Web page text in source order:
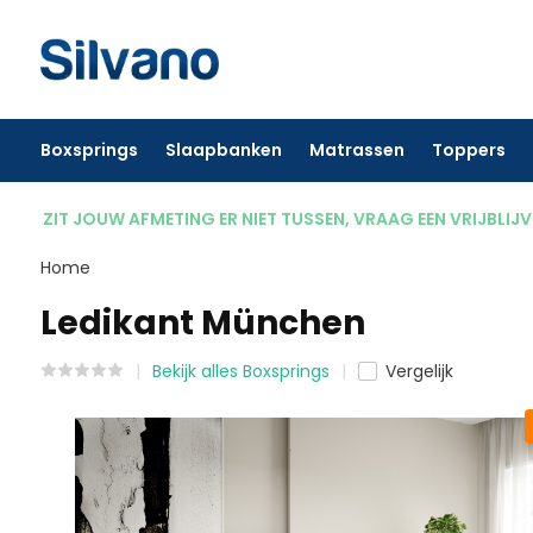
Boxsprings Slaapbanken Matrassen Toppers
ZIT JOUW AFMETING ER NIET TUSSEN, VRAAG EEN
Home
Ledikant München
Bekijk alles Boxsprings Vergelijk